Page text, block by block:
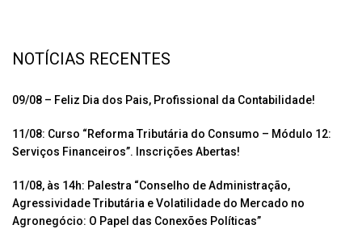
b
o
k
s
p
p
er
til
h
ar
NOTÍCIAS RECENTES
09/08 – Feliz Dia dos Pais, Profissional da Contabilidade!
11/08: Curso “Reforma Tributária do Consumo – Módulo 12:
Serviços Financeiros”. Inscrições Abertas!
11/08, às 14h: Palestra “Conselho de Administração,
Agressividade Tributária e Volatilidade do Mercado no
Agronegócio: O Papel das Conexões Políticas”